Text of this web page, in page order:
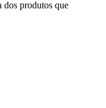
dos produtos que